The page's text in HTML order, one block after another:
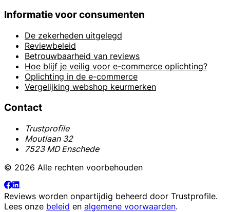
Informatie voor consumenten
De zekerheden uitgelegd
Reviewbeleid
Betrouwbaarheid van reviews
Hoe blijf je veilig voor e-commerce oplichting?
Oplichting in de e-commerce
Vergelijking webshop keurmerken
Contact
Trustprofile
Moutlaan 32
7523 MD Enschede
© 2026 Alle rechten voorbehouden
Reviews worden onpartijdig beheerd door Trustprofile.
Lees onze beleid en algemene voorwaarden.